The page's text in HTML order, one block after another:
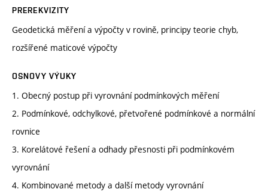
PREREKVIZITY
Geodetická měření a výpočty v rovině, principy teorie chyb,
rozšířené maticové výpočty
OSNOVY VÝUKY
1. Obecný postup při vyrovnání podmínkových měření
2. Podmínkové, odchylkové, přetvořené podmínkové a normální
rovnice
3. Korelátové řešení a odhady přesnosti při podmínkovém
vyrovnání
4. Kombinované metody a další metody vyrovnání